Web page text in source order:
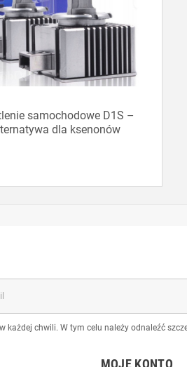
samochodowe D1S –
dla ksenonów
każdej chwili. W tym celu należy odnaleźć
MOJE KONTO